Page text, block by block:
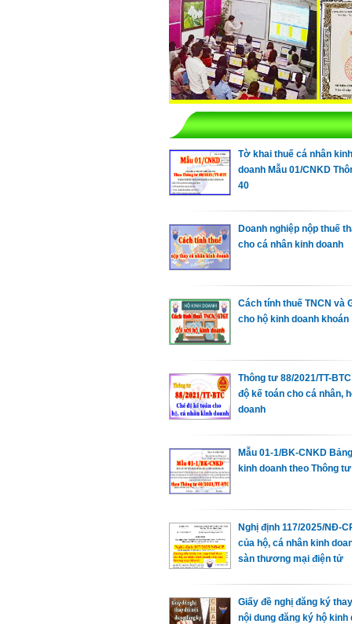
Tờ khai thuế cá nhân kinh
doanh Mẫu 01/CNKD
40
Doanh nghiệp nộp thuế
cho cá nhân kinh doanh
Cách tính thuế TNCN và
cho hộ kinh doanh khoán
Thông tư 88/2021/TT-
độ kế toán cho cá nhân,
doanh
Mẫu 01-1/BK-CNKD
kinh doanh theo Thông
Nghị định 117/2025/NĐ-
của hộ, cá nhân kinh
sàn thương mại điện tử
Giấy đề nghị đăng ký
nội dung đăng ký hộ kinh